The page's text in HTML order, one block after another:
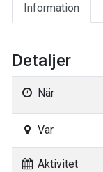
Information
Detaljer
När
Var
Aktivitet